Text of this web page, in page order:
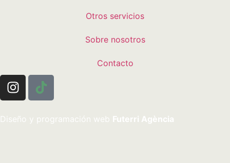
Otros servicios
Sobre nosotros
Contacto
Diseño y programación web Futerri Agència